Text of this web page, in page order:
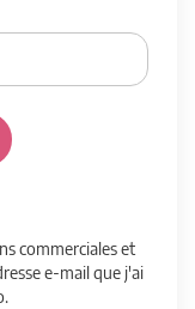
commerciales et
e-mail que j'ai